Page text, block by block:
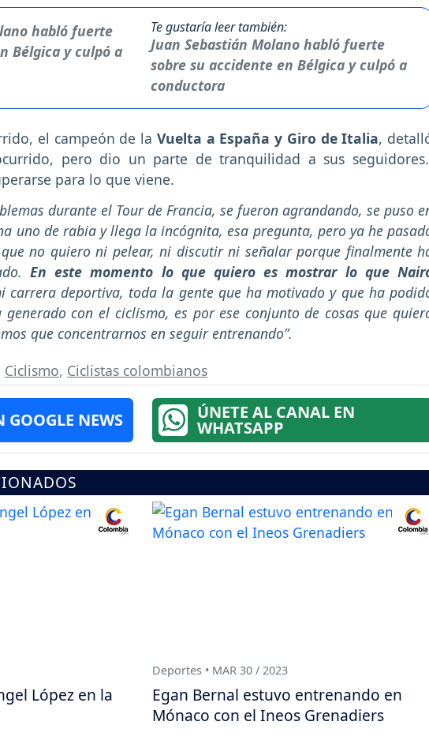
Te gustaría leer también:
Juan Sebastián Molano habló fuerte
sobre su accidente en Bélgica y culpó a
conductora
el campeón de la Vuelta a España y Giro de Italia,
pero dio un parte de tranquilidad a sus
para lo que viene.
durante el Tour de Francia, se fueron agrandando, se puso
uno de rabia y llega la incógnita, esa pregunta, pero ya he
no quiero ni pelear, ni discutir ni señalar porque finalmente
En este momento lo que quiero es mostrar lo que
carrera deportiva, toda la gente que ha motivado y que ha
con el ciclismo, es por ese conjunto de cosas que
que concentrarnos en seguir entrenando”.
Ciclismo, Ciclistas colombianos
GOOGLE NEWS ÚNETE AL CANAL EN
WHATSAPP
López en la
Deportes • MAR 30 / 2023
Egan Bernal estuvo entrenando en
Mónaco con el Ineos Grenadiers